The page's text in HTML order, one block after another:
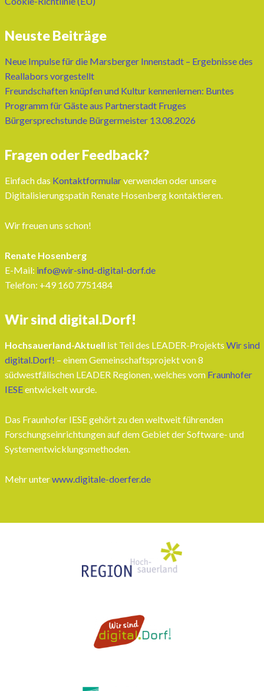
Neuste Beiträge
Neue Impulse für die Marsberger Innenstadt – Ergebnisse des
Reallabors vorgestellt
Freundschaften knüpfen und Kultur kennenlernen: Buntes
Programm für Gäste aus Partnerstadt Fruges
Bürgersprechstunde Bürgermeister 13.08.2026
Fragen oder Feedback?
Einfach das Kontaktformularverwenden oder unsere
Digitalisierungspatin Renate Hosenberg kontaktieren.
Wir freuen uns schon!
Renate Hosenberg
E-Mail: info@wir-sind-digital-dorf.de
Telefon: ‭+49 160 7751484‬
Wir sind digital.Dorf!
Hochsauerland-Aktuell ist Teil des LEADER-Projekts Wir sind
digital.Dorf! – einem Gemeinschaftsprojekt von 8
südwestfälischen LEADER Regionen, welches vom Fraunhofer
IESEentwickelt wurde.
Das Fraunhofer IESE gehört zu den weltweit führenden
Forschungseinrichtungen auf dem Gebiet der Software- und
Systementwicklungsmethoden.
Mehr unterwww.digitale-doerfer.de